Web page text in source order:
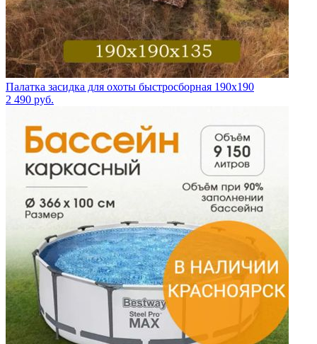
Палатка засидка для охоты быстросборная 190х190
2 490 руб.